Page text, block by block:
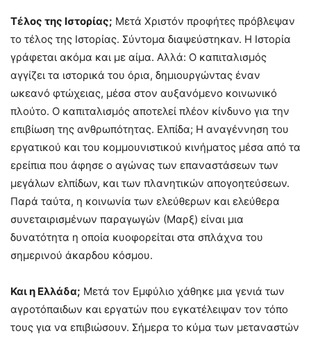
Τέλος της Ιστορίας; Μετά Χριστόν προφήτες πρόβλεψαν
το τέλος της Ιστορίας. Σύντομα διαψεύστηκαν. Η Ιστορία
γράφεται ακόμα και με αίμα. Αλλά: Ο καπιταλισμός
αγγίζει τα ιστορικά του όρια, δημιουργώντας έναν
ωκεανό φτώχειας, μέσα στον αυξανόμενο κοινωνικό
πλούτο. Ο καπιταλισμός αποτελεί πλέον κίνδυνο για την
επιβίωση της ανθρωπότητας. Ελπίδα; Η αναγέννηση του
εργατικού και του κομμουνιστικού κινήματος μέσα από τα
ερείπια που άφησε ο αγώνας των επαναστάσεων των
μεγάλων ελπίδων, και των πλανητικών απογοητεύσεων.
Παρά ταύτα, η κοινωνία των ελεύθερων και ελεύθερα
συνεταιρισμένων παραγωγών (Μαρξ) είναι μια
δυνατότητα η οποία κυοφορείται στα σπλάχνα του
σημερινού άκαρδου κόσμου.
Και η Ελλάδα; Μετά τον Εμφύλιο χάθηκε μια γενιά των
αγροτόπαιδων και εργατών που εγκατέλειψαν τον τόπο
τους για να επιβιώσουν. Σήμερα το κύμα των μεταναστών